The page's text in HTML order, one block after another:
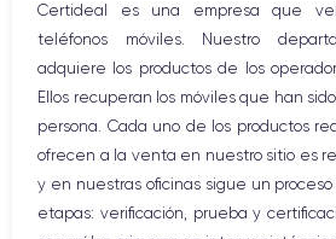
Botón Inicio
Bluetooth
WiFi
Red móvil
Vibración
Conector USB
Certideal es una empresa que
teléfonos móviles. Nuestro
adquiere los productos de los
Ellos recuperan los móviles que han
persona. Cada uno de los productos
ofrecen a la venta en nuestro sitio es
y en nuestras oficinas sigue un
etapas: verificación, prueba y